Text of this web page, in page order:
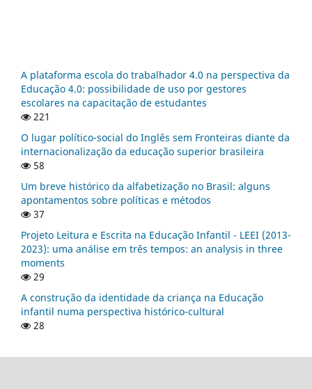
A plataforma escola do trabalhador 4.0 na perspectiva da
Educação 4.0: possibilidade de uso por gestores
escolares na capacitação de estudantes
221
O lugar político-social do Inglês sem Fronteiras diante da
internacionalização da educação superior brasileira
58
Um breve histórico da alfabetização no Brasil: alguns
apontamentos sobre políticas e métodos
37
Projeto Leitura e Escrita na Educação Infantil - LEEI (2013-
2023): uma análise em três tempos: an analysis in three
moments
29
A construção da identidade da criança na Educação
infantil numa perspectiva histórico-cultural
28